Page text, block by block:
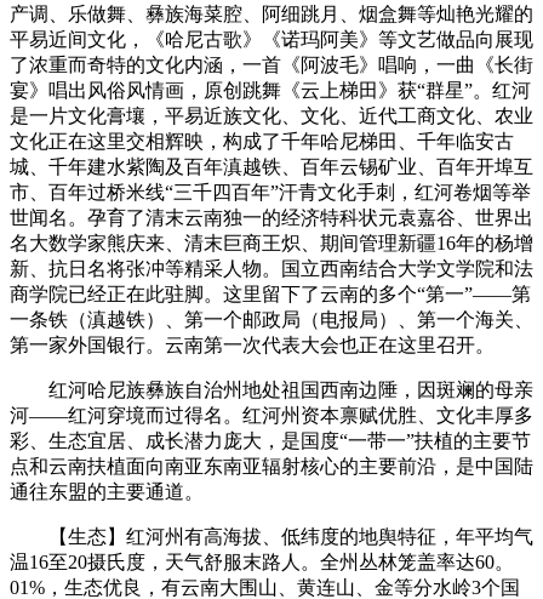
产调、乐做舞、彝族海菜腔、阿细跳月、烟盒舞等灿艳光耀的
平易近间文化，《哈尼古歌》《诺玛阿美》等文艺做品向展现
了浓重而奇特的文化内涵，一首《阿波毛》唱响，一曲《长街
宴》唱出风俗风情画，原创跳舞《云上梯田》获“群星”。红河
是一片文化膏壤，平易近族文化、文化、近代工商文化、农业
文化正在这里交相辉映，构成了千年哈尼梯田、千年临安古
城、千年建水紫陶及百年滇越铁、百年云锡矿业、百年开埠互
市、百年过桥米线“三千四百年”汗青文化手刺，红河卷烟等举
世闻名。孕育了清末云南独一的经济特科状元袁嘉谷、世界出
名大数学家熊庆来、清末巨商王炽、期间管理新疆16年的杨增
新、抗日名将张冲等精采人物。国立西南结合大学文学院和法
商学院已经正在此驻脚。这里留下了云南的多个“第一”——第
一条铁（滇越铁）、第一个邮政局（电报局）、第一个海关、
第一家外国银行。云南第一次代表大会也正在这里召开。
红河哈尼族彝族自治州地处祖国西南边陲，因斑斓的母亲
河——红河穿境而过得名。红河州资本禀赋优胜、文化丰厚多
彩、生态宜居、成长潜力庞大，是国度“一带一”扶植的主要节
点和云南扶植面向南亚东南亚辐射核心的主要前沿，是中国陆
通往东盟的主要通道。
【生态】红河州有高海拔、低纬度的地舆特征，年平均气
温16至20摄氏度，天气舒服末路人。全州丛林笼盖率达60。
01%，生态优良，有云南大围山、黄连山、金等分水岭3个国